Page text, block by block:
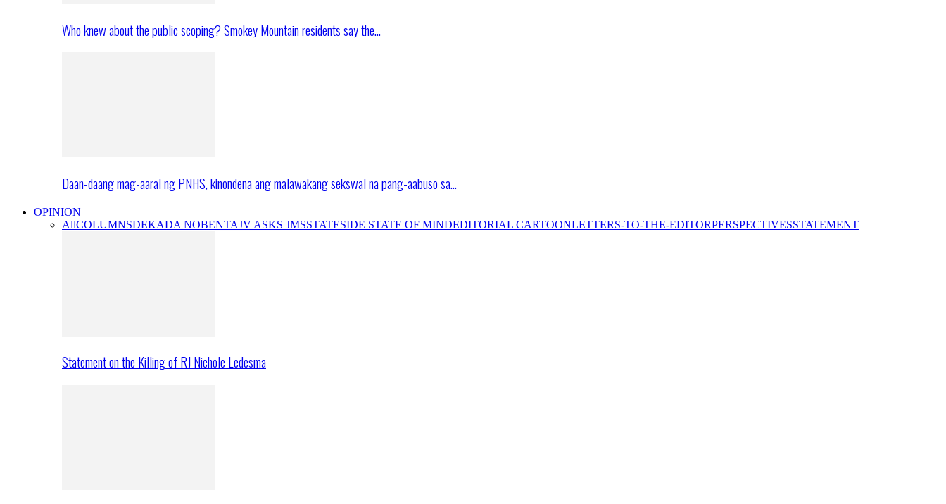
Who knew about the public scoping? Smokey Mountain residents say the…
Daan-daang mag-aaral ng PNHS, kinondena ang malawakang sekswal na pang-aabuso sa…
OPINION
AllCOLUMNSDEKADA NOBENTAJV ASKS JMSSTATESIDE STATE OF MINDEDITORIAL CARTOONLETTERS-TO-THE-EDITORPERSPECTIVESSTATEMENT
Statement on the Killing of RJ Nichole Ledesma